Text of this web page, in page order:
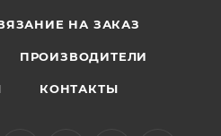
НА ЗАКАЗ
ПРОИЗВОДИТЕЛИ
КОНТАКТЫ